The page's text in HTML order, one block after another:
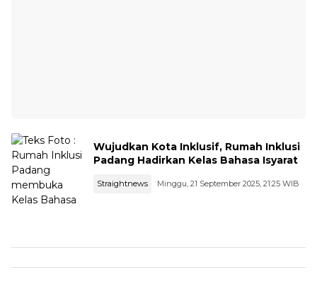
Wujudkan Kota Inklusif, Rumah Inklusi
Padang Hadirkan Kelas Bahasa Isyarat
Straightnews Minggu, 21 September 2025, 21:25 WIB